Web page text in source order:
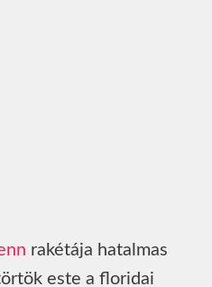
rakétája hatalmas
este a floridai